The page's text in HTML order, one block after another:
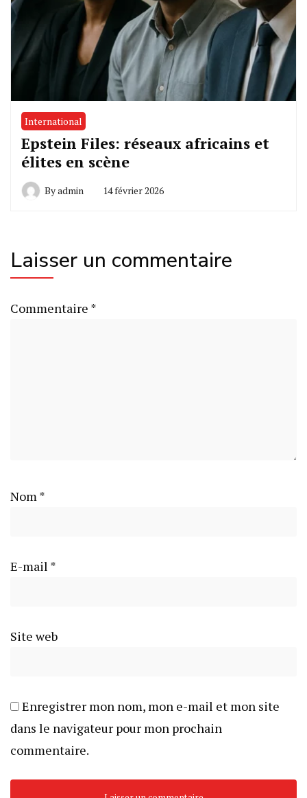
International
Epstein Files: réseaux africains et
élites en scène
Byadmin 14 février 2026
Laisser un commentaire
Commentaire *
Nom *
E-mail *
Site web
Enregistrer mon nom, mon e-mail et mon site
dans le navigateur pour mon prochain
commentaire.